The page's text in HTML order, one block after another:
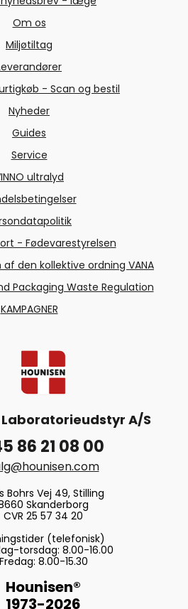
Om os
Miljøtiltag
- Scan og bestil
Nyheder
Guides
Service
ultralyd
- Fødevarestyrelsen
den kollektive ordning VANA
Packaging Waste Regulation
KAMPAGNER
Laboratorieudstyr A/S
86 21 08 00
Bohrs Vej 49, Stilling
Skanderborg
CVR 25 57 34 20
(telefonisk)
torsdag: 8.00-16.00
Fredag: 8.00-15.30
Hounisen®
1973-2026